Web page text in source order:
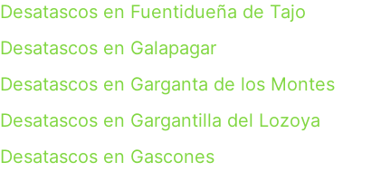
Desatascos en Fuentidueña de Tajo
Desatascos en Galapagar
Desatascos en Garganta de los Montes
Desatascos en Gargantilla del Lozoya
Desatascos en Gascones